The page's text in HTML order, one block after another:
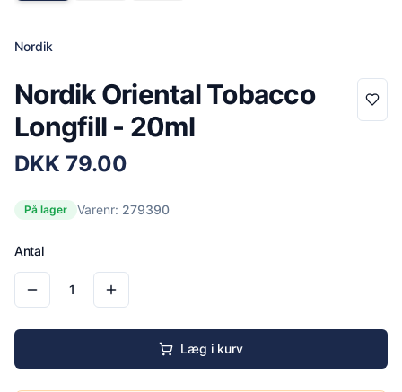
Nordik
Nordik Oriental Tobacco
Longfill - 20ml
DKK 79.00
På lager Varenr: 279390
Antal
1
Læg i kurv